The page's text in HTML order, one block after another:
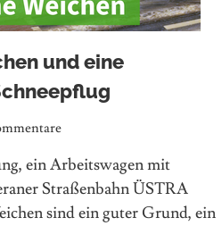
und eine
ein Arbeitswagen mit
Straßenbahn ÜSTRA
sind ein guter Grund, ein